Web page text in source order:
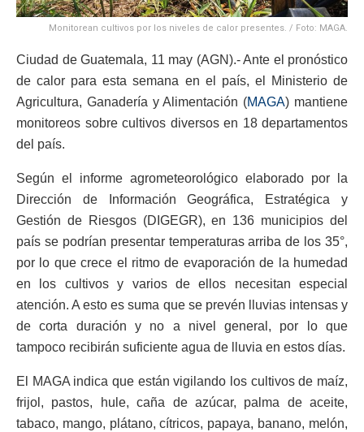
Monitorean cultivos por los niveles de calor presentes. / Foto: MAGA.
Ciudad de Guatemala, 11 may (AGN).- Ante el pronóstico
de calor para esta semana en el país, el Ministerio de
Agricultura, Ganadería y Alimentación (MAGA) mantiene
monitoreos sobre cultivos diversos en 18 departamentos
del país.
Según el informe agrometeorológico elaborado por la
Dirección de Información Geográfica, Estratégica y
Gestión de Riesgos (DIGEGR), en 136 municipios del
país se podrían presentar temperaturas arriba de los 35°,
por lo que crece el ritmo de evaporación de la humedad
en los cultivos y varios de ellos necesitan especial
atención. A esto es suma que se prevén lluvias intensas y
de corta duración y no a nivel general, por lo que
tampoco recibirán suficiente agua de lluvia en estos días.
El MAGA indica que están vigilando los cultivos de maíz,
frijol, pastos, hule, caña de azúcar, palma de aceite,
tabaco, mango, plátano, cítricos, papaya, banano, melón,